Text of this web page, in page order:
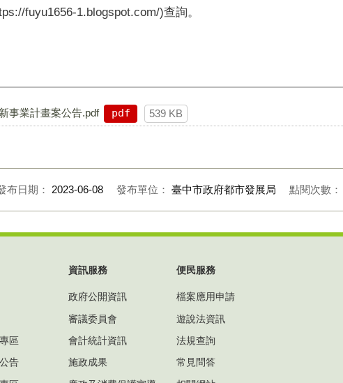
fuyu1656-1.blogspot.com/)查詢。
事業計畫案公告.pdf pdf 539 KB
布日期： 2023-06-08 發布單位： 臺中市政府都市發展局 點閱次數：
區
告
資訊服務
政府公開資訊
審議委員會
會計統計資訊
施政成果
便民服務
檔案應用申請
遊說法資訊
法規查詢
常見問答